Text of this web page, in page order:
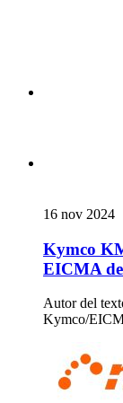
16 nov 2024
Kymco
EICMA
Autor del
Kymco/